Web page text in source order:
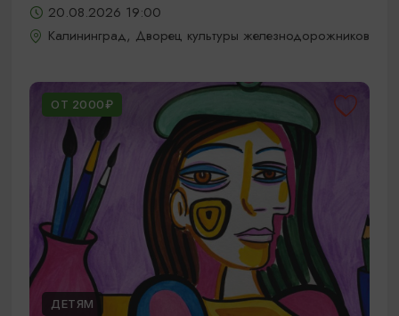
20.08.2026 19:00
Калининград, Дворец культуры железнодорожников
ОТ 2000₽
ДЕТЯМ